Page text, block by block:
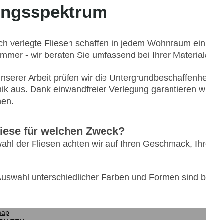
verlegte Fliesen schaffen in jedem Wohnraum
- wir beraten Sie umfassend bei Ihrer
Arbeit prüfen wir die
aus. Dank einwandfreier Verlegung garantieren
für welchen Zweck?
der Fliesen achten wir auf Ihren Geschmack,
unterschiedlicher Farben und Formen sind